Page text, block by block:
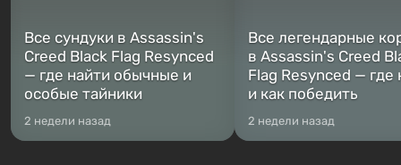
Все сундуки в Assassin's
Creed Black Flag Resynced
— где найти обычные и
особые тайники
2 недели назад
Все легендарные
в Assassin's Creed
Flag Resynced — где
и как победить
2 недели назад